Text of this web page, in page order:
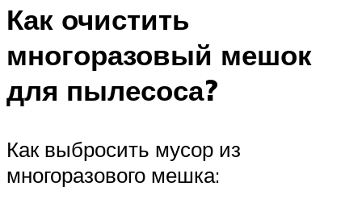
Как очистить
многоразовый мешок
для пылесоса?
Как выбросить мусор из
многоразового мешка: